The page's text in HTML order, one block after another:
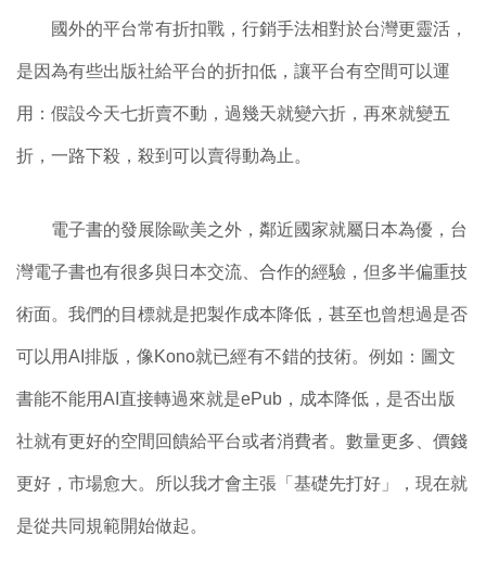
國外的平台常有折扣戰，行銷手法相對於台灣更靈活，
是因為有些出版社給平台的折扣低，讓平台有空間可以運
用：假設今天七折賣不動，過幾天就變六折，再來就變五
折，一路下殺，殺到可以賣得動為止。
電子書的發展除歐美之外，鄰近國家就屬日本為優，台
灣電子書也有很多與日本交流、合作的經驗，但多半偏重技
術面。我們的目標就是把製作成本降低，甚至也曾想過是否
可以用AI排版，像Kono就已經有不錯的技術。例如：圖文
書能不能用AI直接轉過來就是ePub，成本降低，是否出版
社就有更好的空間回饋給平台或者消費者。數量更多、價錢
更好，市場愈大。所以我才會主張「基礎先打好」，現在就
是從共同規範開始做起。